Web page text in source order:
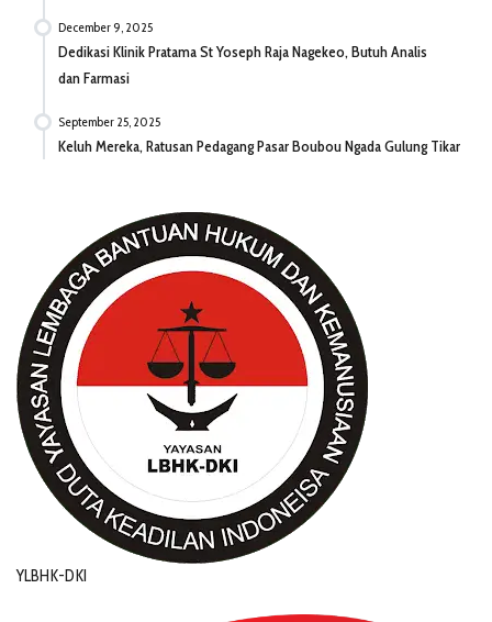
December 9, 2025
Dedikasi Klinik Pratama St Yoseph Raja Nagekeo, Butuh Analis
dan Farmasi
September 25, 2025
Keluh Mereka, Ratusan Pedagang Pasar Boubou Ngada Gulung Tikar
YLBHK-DKI